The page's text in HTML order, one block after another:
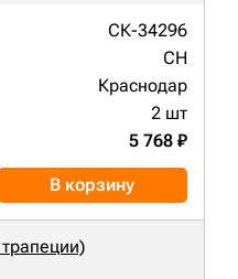
СК-34296
CH
Краснодар
2 шт
5 768 ₽
В корзину